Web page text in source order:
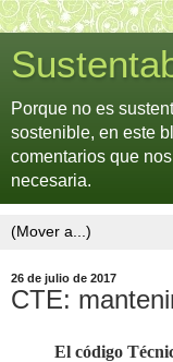
Porque no es
sostenible, en este
comentarios que
necesaria.
26 de julio de 2017
CTE:
El código